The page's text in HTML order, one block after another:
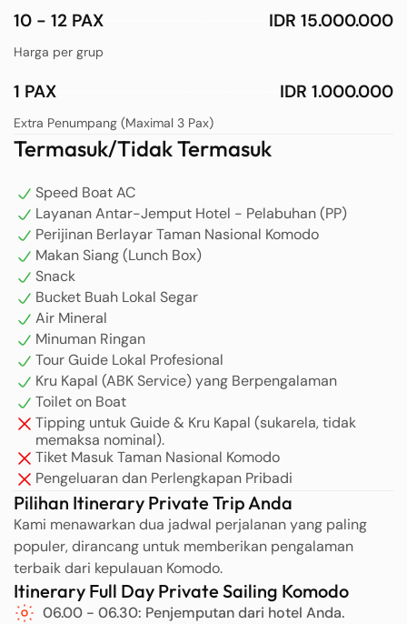
10 - 12 PAX IDR 15.000.000
Harga per grup
1 PAX IDR 1.000.000
Extra Penumpang (Maximal 3 Pax)
Termasuk/Tidak Termasuk
Speed Boat AC
Layanan Antar-Jemput Hotel - Pelabuhan (PP)
Perijinan Berlayar Taman Nasional Komodo
Makan Siang (Lunch Box)
Snack
Bucket Buah Lokal Segar
Air Mineral
Minuman Ringan
Tour Guide Lokal Profesional
Kru Kapal (ABK Service) yang Berpengalaman
Toilet on Boat
Tipping untuk Guide & Kru Kapal (sukarela, tidak
memaksa nominal).
Tiket Masuk Taman Nasional Komodo
Pengeluaran dan Perlengkapan Pribadi
Pilihan Itinerary Private Trip Anda
Kami menawarkan dua jadwal perjalanan yang paling
populer, dirancang untuk memberikan pengalaman
terbaik dari kepulauan Komodo.
Itinerary Full Day Private Sailing Komodo
06.00 - 06.30: Penjemputan dari hotel Anda.